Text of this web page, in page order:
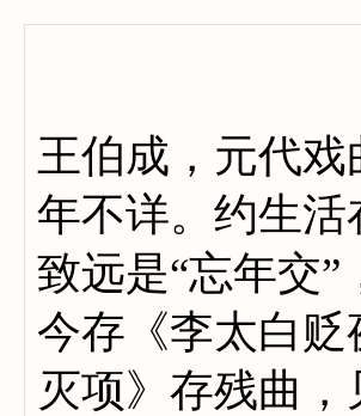
王伯成，元代
年不详。约生
致远是“忘年交
今存《李太白
灭项》存残曲